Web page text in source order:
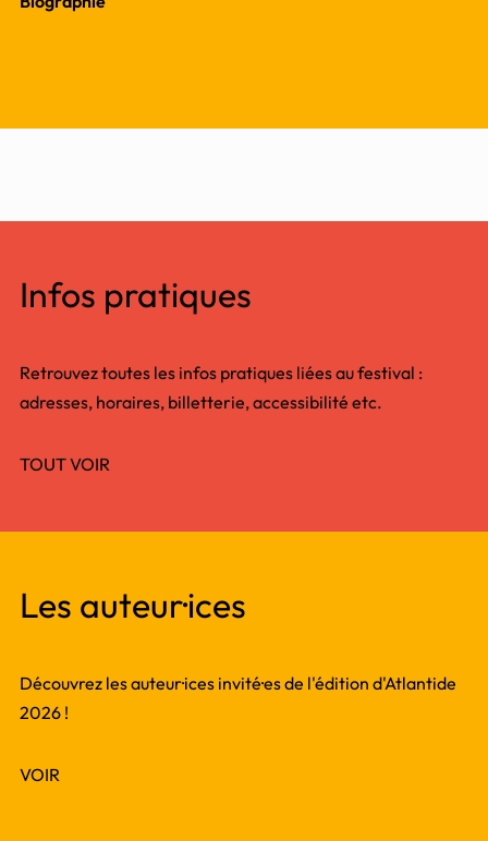
Infos pratiques
Retrouvez toutes les infos pratiques liées au festival :
adresses, horaires, billetterie, accessibilité etc.
TOUT VOIR
Les auteur·ices
Découvrez les auteur·ices invité·es de l'édition d'Atlantide
2026 !
VOIR